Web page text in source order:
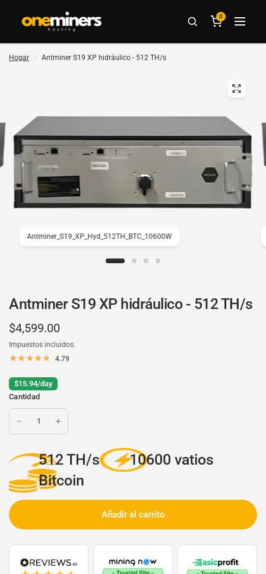
0
Hogar / Antminer S19 XP hidráulico - 512 TH/s
Antminer_S19_XP_Hyd_512TH_BTC_10600W
Antminer S19 XP hidráulico - 512 TH/s
$4,599.00
Impuestos incluidos.
4.79
$15.94/day
Cantidad
512 TH/s
10600 vatios
Bitcoin
Añadir al carrito